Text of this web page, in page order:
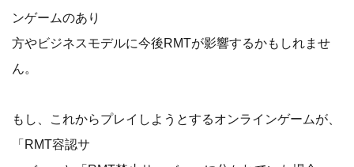
ンゲームのあり
方やビジネスモデルに今後RMTが影響するかもしれませ
ん。
もし、これからプレイしようとするオンラインゲームが、
「RMT容認サ